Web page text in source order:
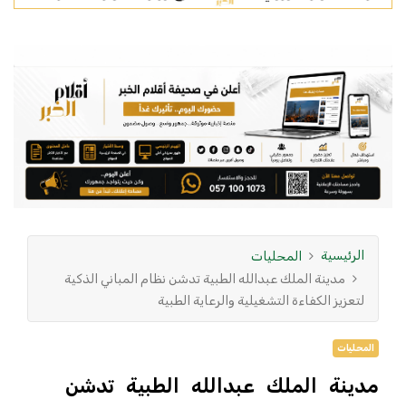
الرئيسية
المحليات
مدينة الملك عبدالله الطبية تدشن نظام المباني الذكية
لتعزيز الكفاءة التشغيلية والرعاية الطبية
المحليات
مدينة الملك عبدالله الطبية تدشن